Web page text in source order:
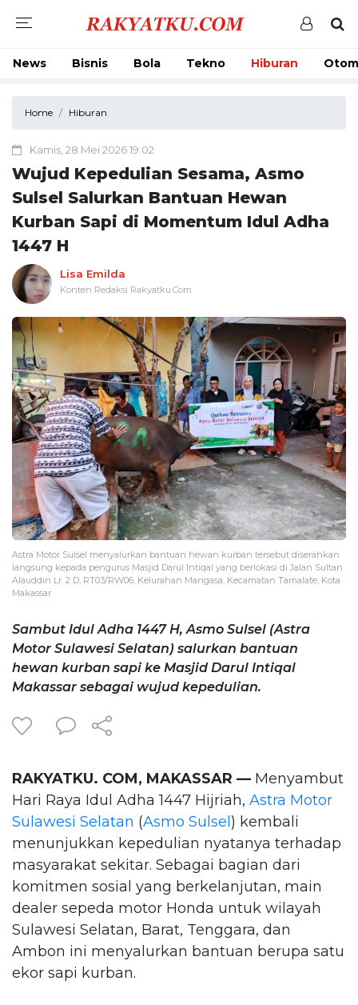
News Bisnis Bola Tekno Hiburan
Home Hiburan
Kamis, 28 Mei 2026 19:02
Wujud Kepedulian Sesama, Asmo
Sulsel Salurkan Bantuan Hewan
Kurban Sapi di Momentum Idul Adha
1447 H
Lisa Emilda
Konten Redaksi Rakyatku.Com
Astra Motor Sulsel menyalurkan bantuan hewan kurban tersebut diserahkan
langsung kepada pengurus Masjid Darul Intiqal yang berlokasi di Jalan Sultan
Alauddin Lr. 2 D, RT03/RW06, Kelurahan Mangasa, Kecamatan Tamalate, Kota
Makassar
Sambut Idul Adha 1447 H, Asmo Sulsel (Astra
Motor Sulawesi Selatan) salurkan bantuan
hewan kurban sapi ke Masjid Darul Intiqal
Makassar sebagai wujud kepedulian.
RAKYATKU. COM, MAKASSAR — Menyambut
Hari Raya Idul Adha 1447 Hijriah, Astra Motor
Sulawesi Selatan (Asmo Sulsel ) kembali
menunjukkan kepedulian nyatanya terhadap
masyarakat sekitar. Sebagai bagian dari
komitmen sosial yang berkelanjutan, main
dealer sepeda motor Honda untuk wilayah
Sulawesi Selatan, Barat, Tenggara, dan
Ambon ini menyalurkan bantuan berupa satu
ekor sapi kurban.